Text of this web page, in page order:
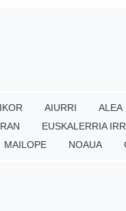
AIURRI ALEA
EUSKALERRIA
MAILOPE NOAUA